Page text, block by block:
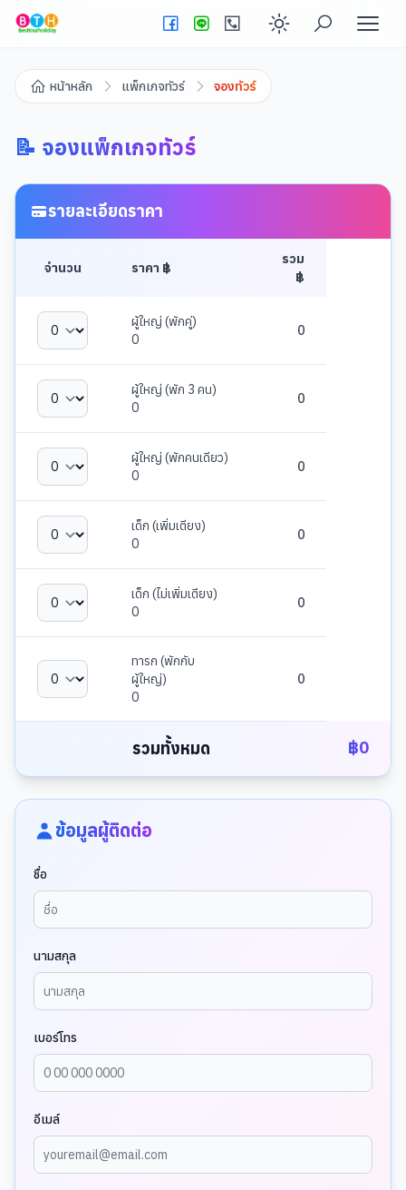
Enable dark
หน้าหลัก แพ็กเกจทัวร์ จองทัวร์
📝 จองแพ็กเกจทัวร์
รายละเอียดราคา
จำนวน ราคา ฿
รวม
฿
ผู้ใหญ่ (พักคู่)
0
0
ผู้ใหญ่ (พัก 3 คน)
0
0
ผู้ใหญ่ (พักคนเดียว)
0
0
เด็ก (เพิ่มเตียง)
0
0
เด็ก (ไม่เพิ่มเตียง)
0
0
ทารก (พักกับ
ผู้ใหญ่)
0
0
รวมทั้งหมด ฿0
ข้อมูลผู้ติดต่อ
ชื่อ
นามสกุล
เบอร์โทร
อีเมล์